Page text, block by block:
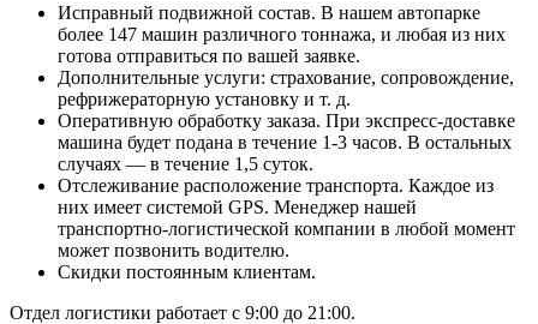
Исправный подвижной состав. В нашем автопарке
более 147 машин различного тоннажа, и любая из них
готова отправиться по вашей заявке.
Дополнительные услуги: страхование, сопровождение,
рефрижераторную установку и т. д.
Оперативную обработку заказа. При экспресс-доставке
машина будет подана в течение 1-3 часов. В остальных
случаях — в течение 1,5 суток.
Отслеживание расположение транспорта. Каждое из
них имеет системой GPS. Менеджер нашей
транспортно-логистической компании в любой момент
может позвонить водителю.
Скидки постоянным клиентам.
Отдел логистики работает с 9:00 до 21:00.